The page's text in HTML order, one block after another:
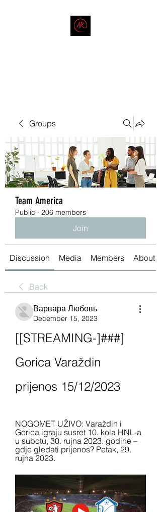
Groups
Team America
Public · 206 members
Join
Discussion Media Members About
Back
Варвара Любовь
December 15, 2023
[[STREAMING-]###]
Gorica Varaždin
prijenos 15/12/2023
NOGOMET UŽIVO: Varaždin i
Gorica igraju susret 10. kola HNL-a
u subotu, 30. rujna 2023. godine –
gdje gledati prijenos? Petak, 29.
rujna 2023.